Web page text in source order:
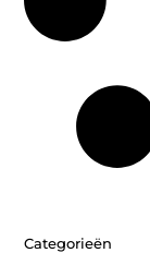
Categorieën